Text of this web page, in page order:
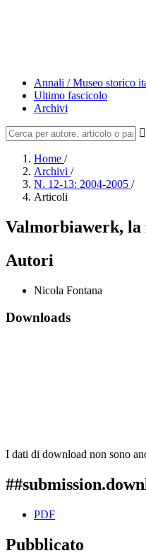
Annali / Museo storico
Ultimo fascicolo
Archivi
Home /
Archivi /
N. 12-13: 2004-2005 /
Articoli
Valmorbiawerk, la
Autori
Nicola Fontana
Downloads
I dati di download non sono
PDF
Pubblicato